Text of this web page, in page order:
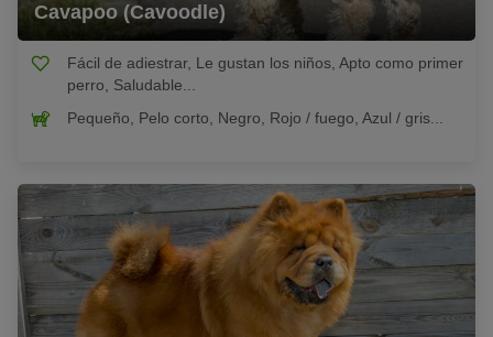
Cavapoo (Cavoodle)
Fácil de adiestrar, Le gustan los niños, Apto como primer
perro, Saludable...
Pequeño, Pelo corto, Negro, Rojo / fuego, Azul / gris...